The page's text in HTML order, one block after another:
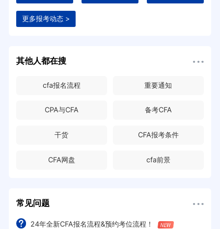
更多报考动态 >
其他人都在搜
cfa报名流程 重要通知
CPA与CFA 备考CFA
干货 CFA报考条件
CFA网盘 cfa前景
常见问题
24年全新CFA报名流程&预约考位流程！